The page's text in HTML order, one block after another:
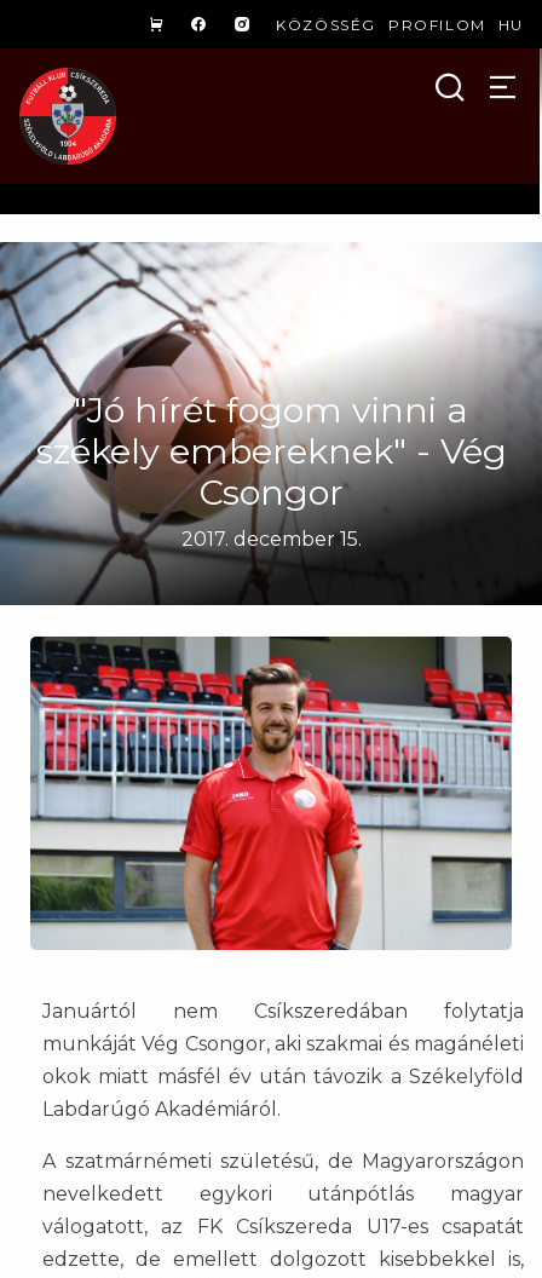
KÖZÖSSÉG PROFILOM HU
"Jó hírét fogom vinni a
székely embereknek" - Vég
Csongor
2017. december 15.
Januártól nem Csíkszeredában folytatja
munkáját Vég Csongor, aki szakmai és magánéleti
okok miatt másfél év után távozik a Székelyföld
Labdarúgó Akadémiáról.
A szatmárnémeti születésű, de Magyarországon
nevelkedett egykori utánpótlás magyar
válogatott, az FK Csíkszereda U17-es csapatát
edzette, de emellett dolgozott kisebbekkel is,